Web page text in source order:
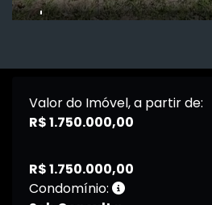
Valor do Imóvel, a partir de:
R$ 1.750.000,00
R$ 1.750.000,00
Condomínio: